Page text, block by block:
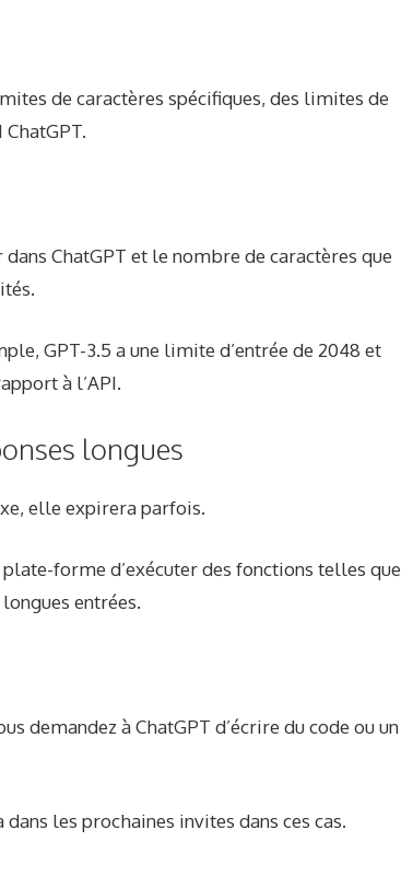
de caractères spécifiques, des limites de
ChatGPT et le nombre de caractères que
GPT-3.5 a une limite d’entrée de 2048 et
à l’API.
longues
elle expirera parfois.
forme d’exécuter des fonctions telles que
entrées.
demandez à ChatGPT d’écrire du code ou un
les prochaines invites dans ces cas.